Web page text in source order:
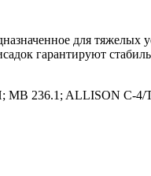
для
гарантируют
236.1; ALLISON C-4/